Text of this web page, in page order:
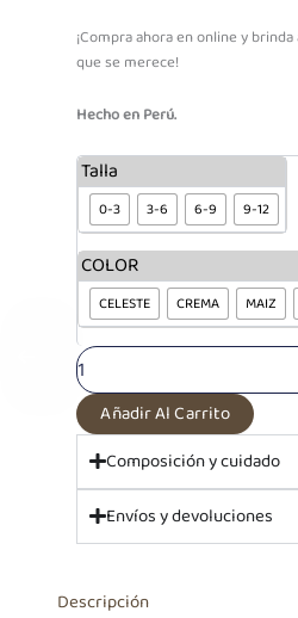
¡Compra ahora en online y
que se merece!
Hecho en Perú.
Talla
0-3 3-6 6-9 9-12
COLOR
CELESTE CREMA MAIZ
Pantalón
básico
c/pie
entero
niño
cantidad
Añadir Al Carrito
Composición y cuidado
Envíos y devoluciones
Descripción